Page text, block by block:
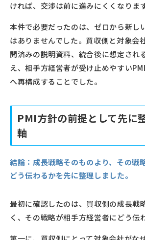
ければ、交渉は前に進みにくくなります
本件で必要だったのは、ゼロから新し
はありませんでした。買収側と対象会
開済みの説明資料、統合後に想定され
え、相手方経営者が受け止めやすい
へ再構成することでした。
PMI方針の前提として先に
軸
結論： 成長戦略そのものより、その戦
どう伝わるかを先に整理しました。
最初に確認したのは、買収側の成長戦
く、その戦略が相手方経営者にどう伝